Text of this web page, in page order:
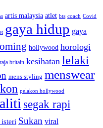
artis malaysia atlet bts coach Covid
gaya hidup gaya
hollywood horologi
britain kesihatan lelaki
mens styling menswear
pelakon hollywood
segak rapi
isteri Sukan viral